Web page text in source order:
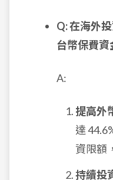
Q: 在海外
台幣保費資
A:
提高外
達
資限額
持續投